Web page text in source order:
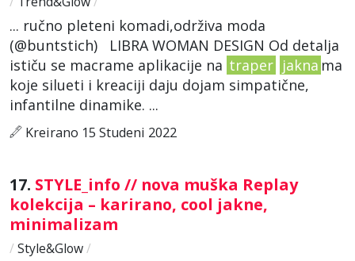
... ručno pleteni komadi,održiva moda
(@buntstich) LIBRA WOMAN DESIGN Od detalja
ističu se macrame aplikacije na traper jakna ma
koje silueti i kreaciji daju dojam simpatične,
infantilne dinamike. ...
Kreirano 15 Studeni 2022
17. STYLE_info // nova muška Replay
kolekcija – karirano, cool jakne,
minimalizam
/ Style&Glow/